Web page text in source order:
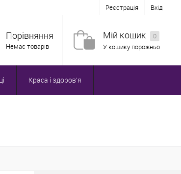
Реєстрація Вхід
Порівняння
Немає товарів
Мій кошик
0
У кошику порожньо
Краса і здоров'я